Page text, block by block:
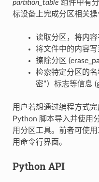
partition_table 组件中有
标设备上完成分区相关操
读取分区，将内
将文件中的内容
擦除分区
检索特定分区的名
密”）标志等信息
用户若想通过编程方式
Python 脚本导入并使用
用分区工具。前者可使
用命令行界面。
Python API